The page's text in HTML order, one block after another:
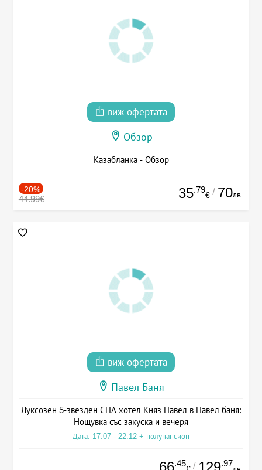
виж офертата
Обзор
Казабланка - Обзор
-20%
44.99€ 35.79
€ / 70лв.
виж офертата
Павел Баня
Луксозен 5-звезден СПА хотел Княз Павел в Павел баня:
Нощувка със закуска и вечеря
Дата: 17.07 - 22.12 + полупансион
66.45 / 129.97